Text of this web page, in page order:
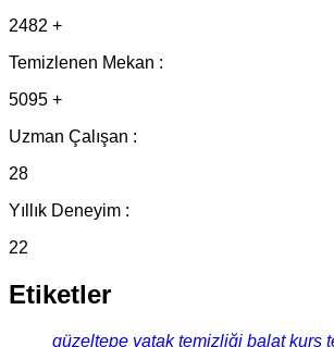
2482 +
Temizlenen Mekan :
5095 +
Uzman Çalışan :
28
Yıllık Deneyim :
22
Etiketler
güzeltepe yatak temizliği balat kurs